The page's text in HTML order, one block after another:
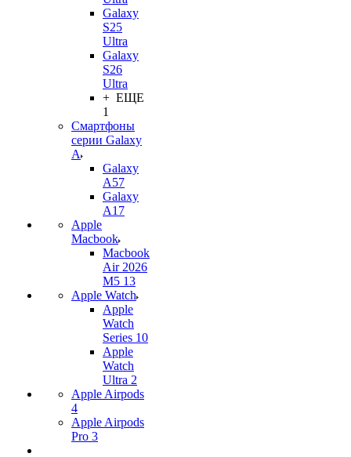
Galaxy
S25
Ultra
Galaxy
S26
Ultra
+ ЕЩЕ
1
Смартфоны
серии Galaxy
A
Galaxy
A57
Galaxy
A17
Apple
Macbook
Macbook
Air 2026
M5 13
Apple Watch
Apple
Watch
Series 10
Apple
Watch
Ultra 2
Apple Airpods
4
Apple Airpods
Pro 3